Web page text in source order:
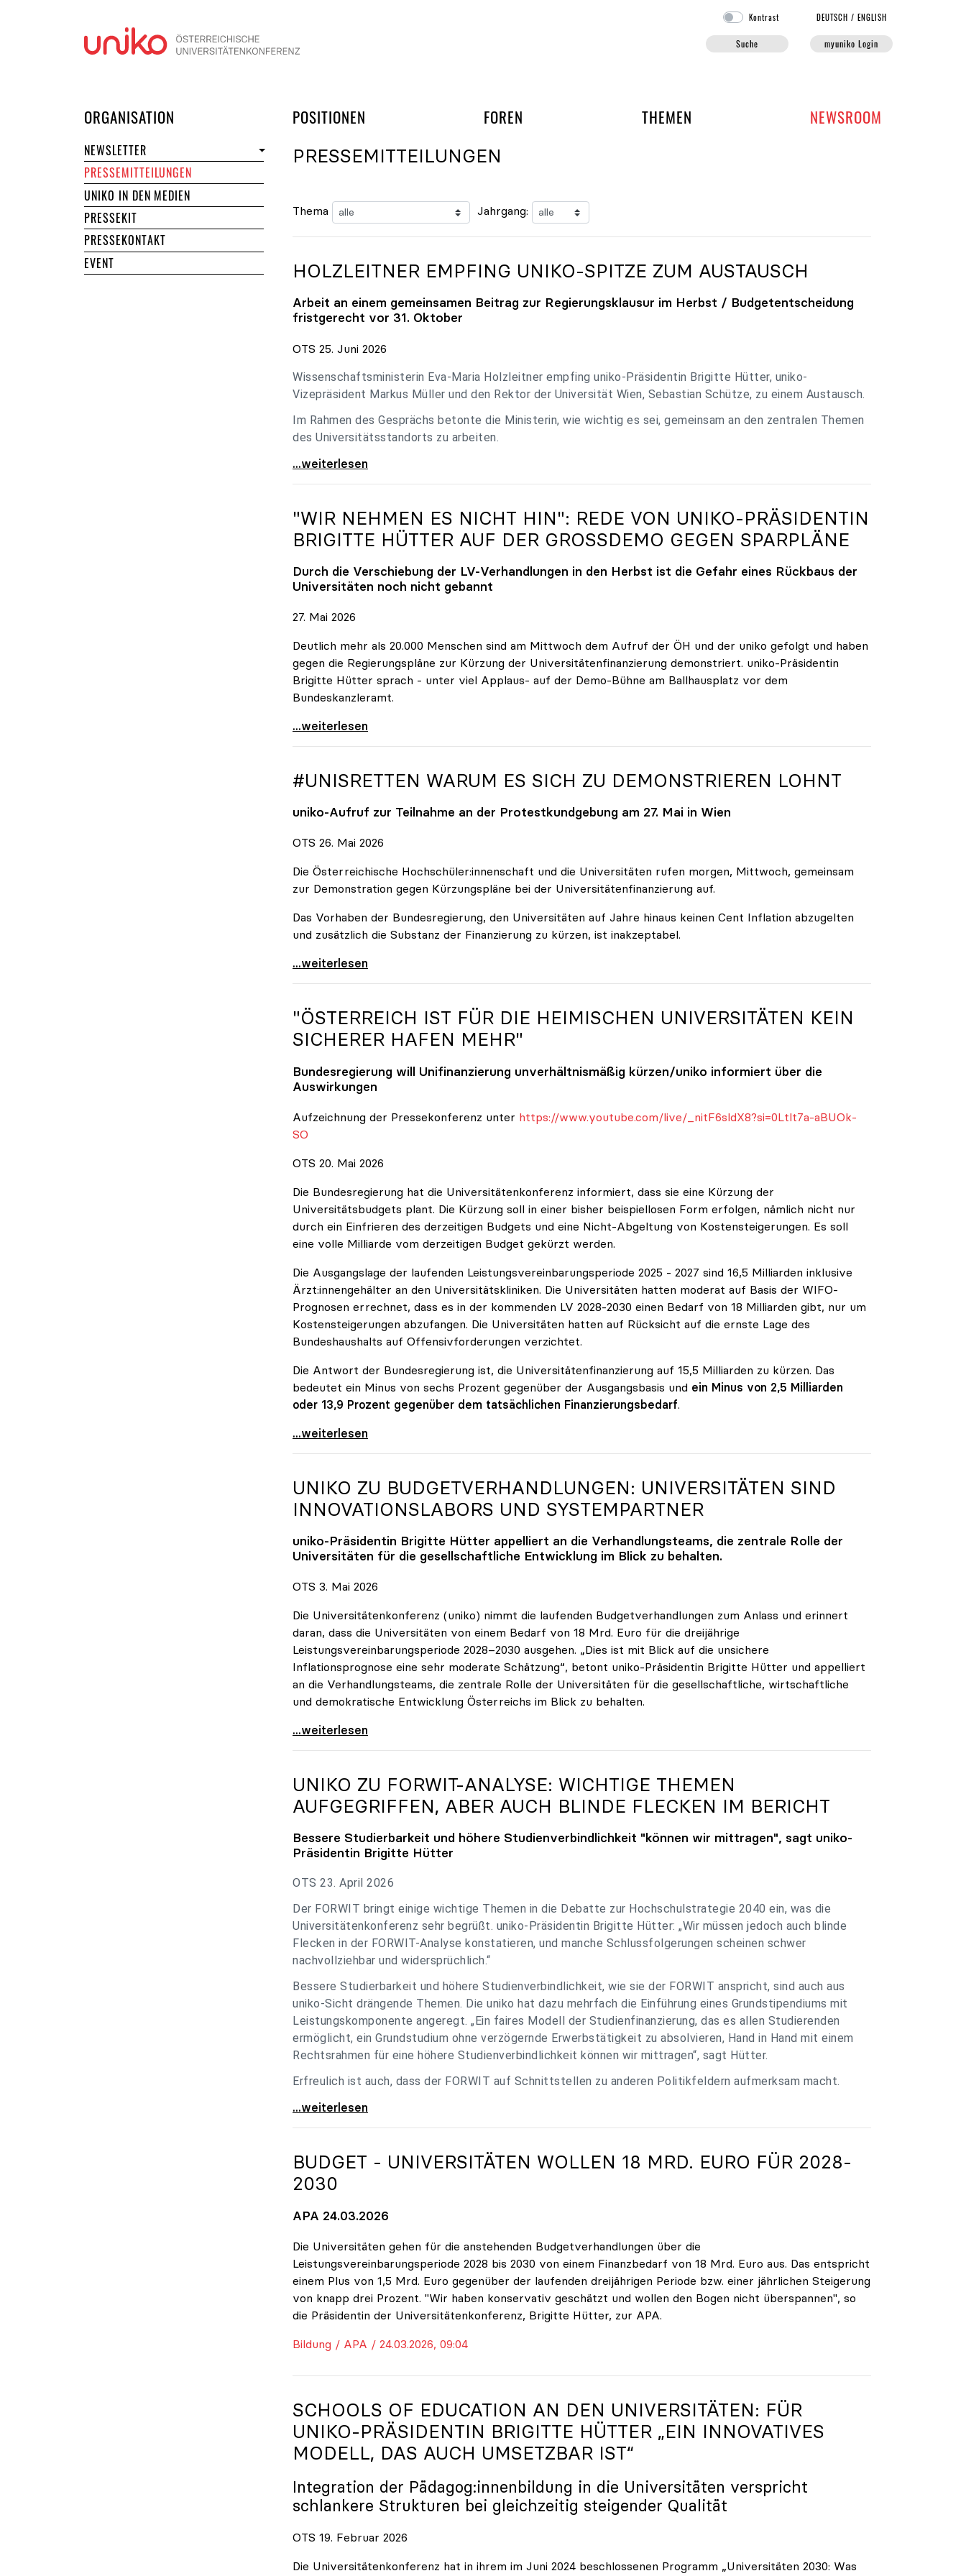
Kontrast DEUTSCH /ENGLISH
Suche myuniko Login
ORGANISATION POSITIONEN FOREN UND ARBEITSGRUPPEN DER UNIKO
THEMEN NEWSROOM
NEWSLETTER
PRESSEMITTEILUNGEN
UNIKO IN DEN MEDIEN
PRESSEKIT
PRESSEKONTAKT
EVENT
PRESSEMITTEILUNGEN
Thema Jahrgang:
HOLZLEITNER EMPFING UNIKO-SPITZE ZUM AUSTAUSCH
Arbeit an einem gemeinsamen Beitrag zur Regierungsklausur im Herbst / Budgetentscheidung
fristgerecht vor 31. Oktober
OTS 25. Juni 2026
Wissenschaftsministerin Eva-Maria Holzleitner empfing uniko-Präsidentin Brigitte Hütter, uniko-
Vizepräsident Markus Müller und den Rektor der Universität Wien, Sebastian Schütze, zu einem Austausch.
Im Rahmen des Gesprächs betonte die Ministerin, wie wichtig es sei, gemeinsam an den zentralen Themen
des Universitätsstandorts zu arbeiten.
Holzleitner empfing uniko-Spitze zum Austausch
...weiterlesen
"WIR NEHMEN ES NICHT HIN": REDE VON UNIKO-PRÄSIDENTIN
BRIGITTE HÜTTER AUF DER GROSSDEMO GEGEN SPARPLÄNE
Durch die Verschiebung der LV-Verhandlungen in den Herbst ist die Gefahr eines Rückbaus der
Universitäten noch nicht gebannt
27. Mai 2026
Deutlich mehr als 20.000 Menschen sind am Mittwoch dem Aufruf der ÖH und der uniko gefolgt und haben
gegen die Regierungspläne zur Kürzung der Universitätenfinanzierung demonstriert. uniko-Präsidentin
Brigitte Hütter sprach - unter viel Applaus- auf der Demo-Bühne am Ballhausplatz vor dem
Bundeskanzleramt.
\"Wir nehmen es nicht hin\": Rede von
...weiterlesen
#UNISRETTEN WARUM ES SICH ZU DEMONSTRIEREN LOHNT
uniko-Aufruf zur Teilnahme an der Protestkundgebung am 27. Mai in Wien
OTS 26. Mai 2026
Die Österreichische Hochschüler:innenschaft und die Universitäten rufen morgen, Mittwoch, gemeinsam
zur Demonstration gegen Kürzungspläne bei der Universitätenfinanzierung auf.
Das Vorhaben der Bundesregierung, den Universitäten auf Jahre hinaus keinen Cent Inflation abzugelten
und zusätzlich die Substanz der Finanzierung zu kürzen, ist inakzeptabel.
#UnisRetten Warum es sich zu demonstrieren lohnt
...weiterlesen
"ÖSTERREICH IST FÜR DIE HEIMISCHEN UNIVERSITÄTEN KEIN
SICHERER HAFEN MEHR"
Bundesregierung will Unifinanzierung unverhältnismäßig kürzen/uniko informiert über die
Auswirkungen
Aufzeichnung der Pressekonferenz unter https://www.youtube.com/live/_nitF6sldX8?si=0Ltlt7a-aBUOk-
SO
OTS 20. Mai 2026
Die Bundesregierung hat die Universitätenkonferenz informiert, dass sie eine Kürzung der
Universitätsbudgets plant. Die Kürzung soll in einer bisher beispiellosen Form erfolgen, nämlich nicht nur
durch ein Einfrieren des derzeitigen Budgets und eine Nicht-Abgeltung von Kostensteigerungen. Es soll
eine volle Milliarde vom derzeitigen Budget gekürzt werden.
Die Ausgangslage der laufenden Leistungsvereinbarungsperiode 2025 - 2027 sind 16,5 Milliarden inklusive
Ärzt:innengehälter an den Universitätskliniken. Die Universitäten hatten moderat auf Basis der WIFO-
Prognosen errechnet, dass es in der kommenden LV 2028-2030 einen Bedarf von 18 Milliarden gibt, nur um
Kostensteigerungen abzufangen. Die Universitäten hatten auf Rücksicht auf die ernste Lage des
Bundeshaushalts auf Offensivforderungen verzichtet.
Die Antwort der Bundesregierung ist, die Universitätenfinanzierung auf 15,5 Milliarden zu kürzen. Das
bedeutet ein Minus von sechs Prozent gegenüber der Ausgangsbasis und ein Minus von 2,5 Milliarden
oder 13,9 Prozent gegenüber dem tatsächlichen Finanzierungsbedarf.
\"Österreich ist für die heimischen Universitäten
...weiterlesen
UNIKO ZU BUDGETVERHANDLUNGEN: UNIVERSITÄTEN SIND
INNOVATIONSLABORS UND SYSTEMPARTNER
uniko-Präsidentin Brigitte Hütter appelliert an die Verhandlungsteams, die zentrale Rolle der
Universitäten für die gesellschaftliche Entwicklung im Blick zu behalten.
OTS 3. Mai 2026
Die Universitätenkonferenz (uniko) nimmt die laufenden Budgetverhandlungen zum Anlass und erinnert
daran, dass die Universitäten von einem Bedarf von 18 Mrd. Euro für die dreijährige
Leistungsvereinbarungsperiode 2028–2030 ausgehen. „Dies ist mit Blick auf die unsichere
Inflationsprognose eine sehr moderate Schätzung“, betont uniko-Präsidentin Brigitte Hütter und appelliert
an die Verhandlungsteams, die zentrale Rolle der Universitäten für die gesellschaftliche, wirtschaftliche
und demokratische Entwicklung Österreichs im Blick zu behalten.
uniko zu Budgetverhandlungen: Universitäten sind
...weiterlesen
UNIKO ZU FORWIT-ANALYSE: WICHTIGE THEMEN
AUFGEGRIFFEN, ABER AUCH BLINDE FLECKEN IM BERICHT
Bessere Studierbarkeit und höhere Studienverbindlichkeit "können wir mittragen", sagt uniko-
Präsidentin Brigitte Hütter
OTS 23. April 2026
Der FORWIT bringt einige wichtige Themen in die Debatte zur Hochschulstrategie 2040 ein, was die
Universitätenkonferenz sehr begrüßt. uniko-Präsidentin Brigitte Hütter: „Wir müssen jedoch auch blinde
Flecken in der FORWIT-Analyse konstatieren, und manche Schlussfolgerungen scheinen schwer
nachvollziehbar und widersprüchlich.“
Bessere Studierbarkeit und höhere Studienverbindlichkeit, wie sie der FORWIT anspricht, sind auch aus
uniko-Sicht drängende Themen. Die uniko hat dazu mehrfach die Einführung eines Grundstipendiums mit
Leistungskomponente angeregt. „Ein faires Modell der Studienfinanzierung, das es allen Studierenden
ermöglicht, ein Grundstudium ohne verzögernde Erwerbstätigkeit zu absolvieren, Hand in Hand mit einem
Rechtsrahmen für eine höhere Studienverbindlichkeit können wir mittragen“, sagt Hütter.
Erfreulich ist auch, dass der FORWIT auf Schnittstellen zu anderen Politikfeldern aufmerksam macht.
uniko zu FORWIT-Analyse: Wichtige Themen
...weiterlesen
BUDGET - UNIVERSITÄTEN WOLLEN 18 MRD. EURO FÜR 2028-
2030
APA 24.03.2026
Die Universitäten gehen für die anstehenden Budgetverhandlungen über die
Leistungsvereinbarungsperiode 2028 bis 2030 von einem Finanzbedarf von 18 Mrd. Euro aus. Das entspricht
einem Plus von 1,5 Mrd. Euro gegenüber der laufenden dreijährigen Periode bzw. einer jährlichen Steigerung
von knapp drei Prozent. "Wir haben konservativ geschätzt und wollen den Bogen nicht überspannen", so
die Präsidentin der Universitätenkonferenz, Brigitte Hütter, zur APA.
Bildung / APA / 24.03.2026, 09:04
SCHOOLS OF EDUCATION AN DEN UNIVERSITÄTEN: FÜR
UNIKO-PRÄSIDENTIN BRIGITTE HÜTTER „EIN INNOVATIVES
MODELL, DAS AUCH UMSETZBAR IST“
Integration der Pädagog:innenbildung in die Universitäten verspricht
schlankere Strukturen bei gleichzeitig steigender Qualität
OTS 19. Februar 2026
Die Universitätenkonferenz hat in ihrem im Juni 2024 beschlossenen Programm „Universitäten 2030: Was